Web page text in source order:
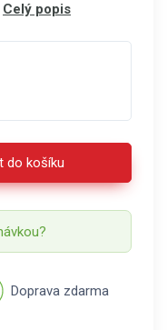
Celý popis
do košíku
Doprava zdarma